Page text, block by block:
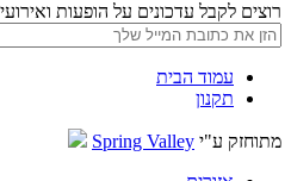
רוצים לקבל עדכונים על הופעות
עמוד הבית
תקנון
מתוחזק ע"י Spring Valley